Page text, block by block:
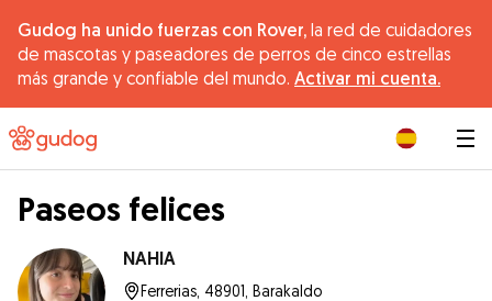
Gudog ha unido fuerzas con Rover, la red de cuidadores
de mascotas y paseadores de perros de cinco estrellas
más grande y confiable del mundo. Activar mi cuenta.
Paseos felices
NAHIA
Ferrerias, 48901, Barakaldo